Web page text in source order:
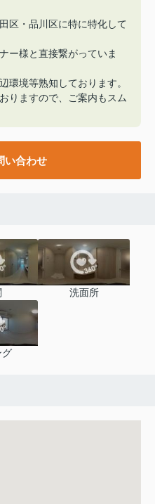
区・品川区に特に特化して
ー様と直接繋がっていま
環境等熟知しております。
りますので、ご案内もスム
い合わせ
洗面所
グ